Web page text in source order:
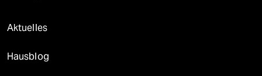
Aktuelles
Hausblog